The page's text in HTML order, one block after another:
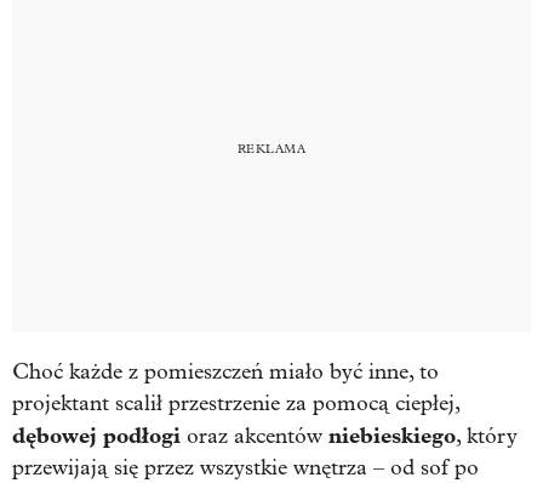
Choć każde z pomieszczeń miało być inne, to
projektant scalił przestrzenie za pomocą ciepłej,
dębowej podłogi oraz akcentów niebieskiego, który
przewijają się przez wszystkie wnętrza – od sof po